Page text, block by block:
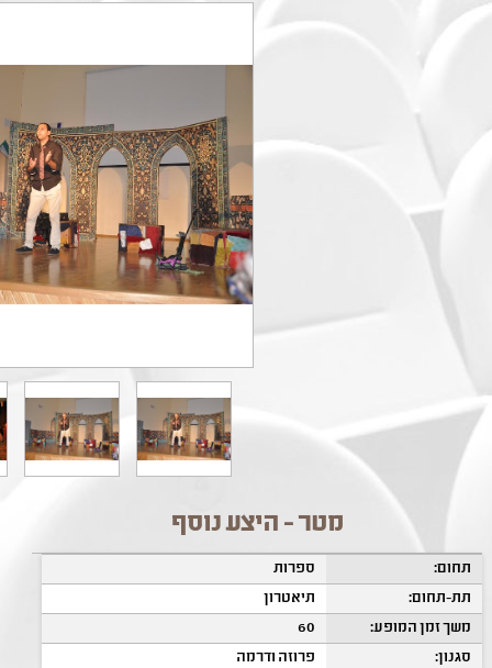
מטר - היצע נוסף
תחום:
ספרות
תת-תחום:
תיאטרון
משך זמן המופע:
60
סגנון:
פרוזה ודרמה